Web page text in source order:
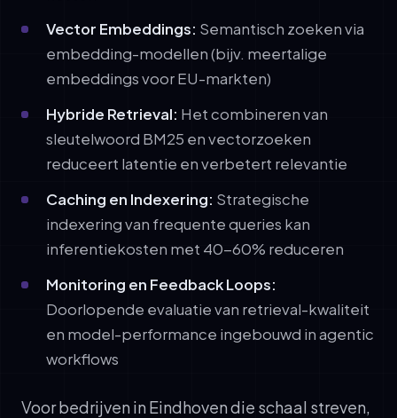
Vector Embeddings: Semantisch zoeken via
embedding-modellen (bijv. meertalige
embeddings voor EU-markten)
Hybride Retrieval: Het combineren van
sleutelwoord BM25 en vectorzoeken
reduceert latentie en verbetert relevantie
Caching en Indexering: Strategische
indexering van frequente queries kan
inferentiekosten met 40-60% reduceren
Monitoring en Feedback Loops:
Doorlopende evaluatie van retrieval-kwaliteit
en model-performance ingebouwd in agentic
workflows
Voor bedrijven in Eindhoven die schaal streven,